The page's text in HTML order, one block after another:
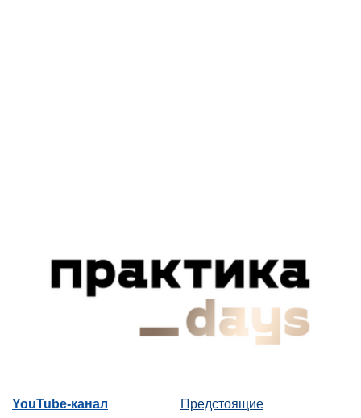
YouTube-канал
Предстоящие